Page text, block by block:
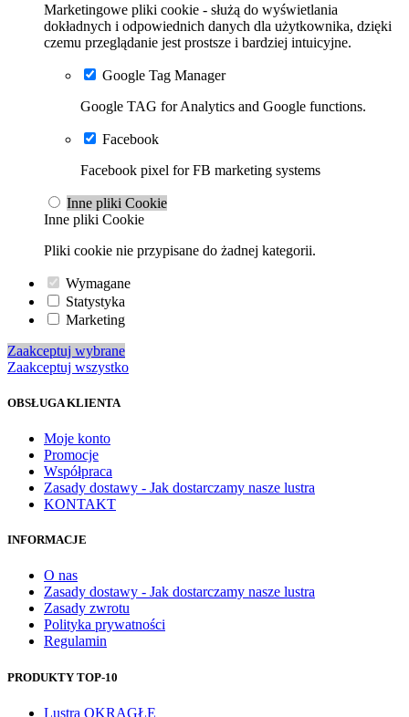
Marketingowe pliki cookie - służą do wyświetlania
dokładnych i odpowiednich danych dla użytkownika, dzięki
czemu przeglądanie jest prostsze i bardziej intuicyjne.
Google Tag Manager
Google TAG for Analytics and Google functions.
Facebook
Facebook pixel for FB marketing systems
Inne pliki Cookie
Inne pliki Cookie
Pliki cookie nie przypisane do żadnej kategorii.
Wymagane
Statystyka
Marketing
Zaakceptuj wybrane
Zaakceptuj wszystko
OBSŁUGA KLIENTA
Moje konto
Promocje
Współpraca
Zasady dostawy - Jak dostarczamy nasze lustra
KONTAKT
INFORMACJE
O nas
Zasady dostawy - Jak dostarczamy nasze lustra
Zasady zwrotu
Polityka prywatności
Regulamin
PRODUKTY TOP-10
Lustra OKRĄGŁE